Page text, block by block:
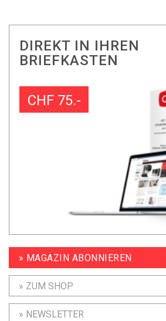
DIREKT IN IHREN
BRIEFKASTEN
CHF 75.-
» MAGAZIN ABONNIEREN
» ZUM SHOP
» NEWSLETTER